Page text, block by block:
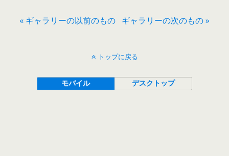
« ギャラリーの以前のもの ギャラリーの次のもの »
トップに戻る
モバイル デスクトップ